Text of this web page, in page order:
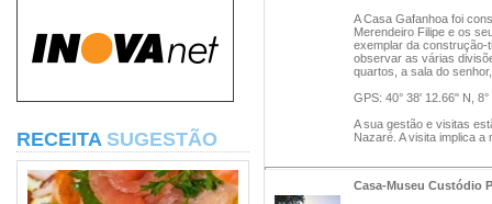
RECEITA SUGESTÃO
A Casa Gafanhoa foi
Merendeiro Filipe e os
exemplar da construção-
observar as várias
quartos, a sala do
GPS: 40° 38' 12.66" N,
A sua gestão e visitas
Nazaré. A visita implica
Casa-Museu Custódio